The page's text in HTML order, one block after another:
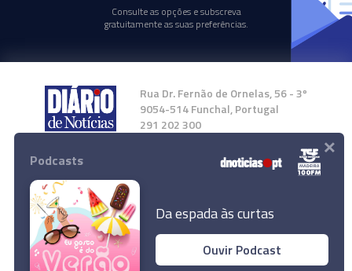
Consulte as opções e subscreva
gratuitamente as suas preferências.
Rua Dr. Fernão de Ornelas, 56 - 3º
9054-514 Funchal, Portugal
291 202 300
Instale a nossa App
© 2024 Empresa Diário de Notícias, Lda.
Podcasts
Da espada às curtas
Ouvir Podcast
×